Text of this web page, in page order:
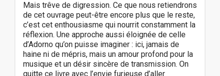
Mais trêve de digression. Ce que nous retiendrons
de cet ouvrage peut-être encore plus que le reste,
c’est cet enthousiasme qui nourrit constamment la
réflexion. Une approche aussi éloignée de celle
d’Adorno qu’on puisse imaginer : ici, jamais de
haine ni de mépris, mais un amour profond pour la
musique et un désir sincère de transmission. On
quitte ce livre avec l’envie furieuse d’aller